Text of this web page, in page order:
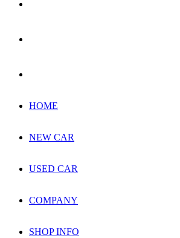
HOME
NEW CAR
USED CAR
COMPANY
SHOP INFO